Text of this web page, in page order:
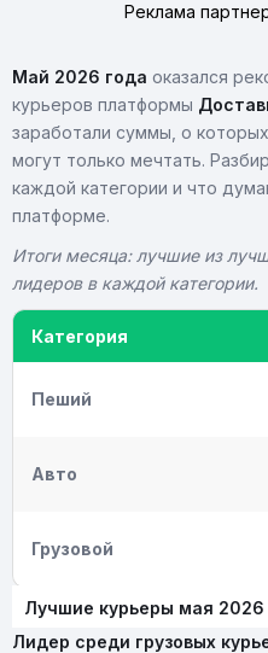
Реклама
Май 2026 года оказался
курьеров платформы
заработали суммы, о
могут только мечтать.
каждой категории и что
платформе.
Итоги месяца: лучшие из
лидеров в каждой категории.
Лучшие курьеры мая 2026
Категория
Пеший
Авто
Грузовой
Лидер среди грузовых